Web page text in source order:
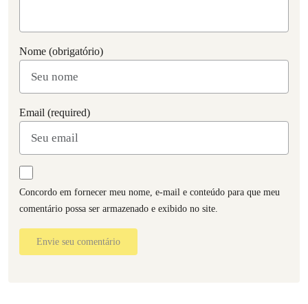
Nome (obrigatório)
Email (required)
Concordo em fornecer meu nome, e-mail e conteúdo para que meu
comentário possa ser armazenado e exibido no site.
Envie seu comentário